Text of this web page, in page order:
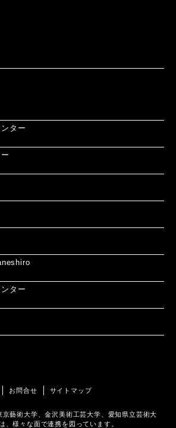
ター
ター
お問合せ
サイトマップ
藝術大学、金沢美術工芸大学、愛知県立芸術大
、様々な面で連携を図っています。